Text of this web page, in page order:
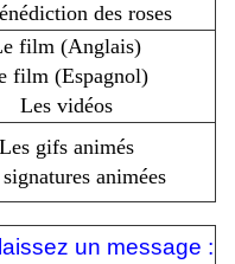
des roses
film (Anglais)
film (Espagnol)
Les vidéos
Les gifs animés
animées
un message :